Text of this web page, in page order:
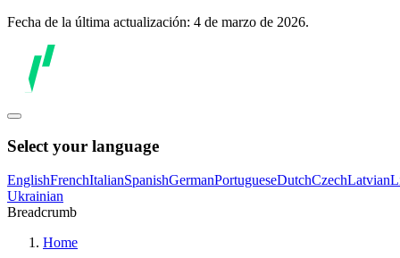
Fecha de la última actualización: 4 de marzo de 2026.
Select your language
EnglishFrenchItalianSpanishGermanPortugueseDutchCzechLatvian
Ukrainian
Breadcrumb
Home